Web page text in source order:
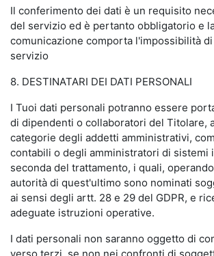
Il conferimento dei dati è un requisito
del servizio ed è pertanto obbligatorio e
comunicazione comporta l'impossibilità
servizio
8. DESTINATARI DEI DATI PERSONALI
I Tuoi dati personali potranno essere
di dipendenti o collaboratori del Titolare,
categorie degli addetti amministrativi,
contabili o degli amministratori di sistemi
seconda del trattamento, i quali,
autorità di quest'ultimo sono nominati
ai sensi degli artt. 28 e 29 del GDPR, e
adeguate istruzioni operative.
I dati personali non saranno oggetto di